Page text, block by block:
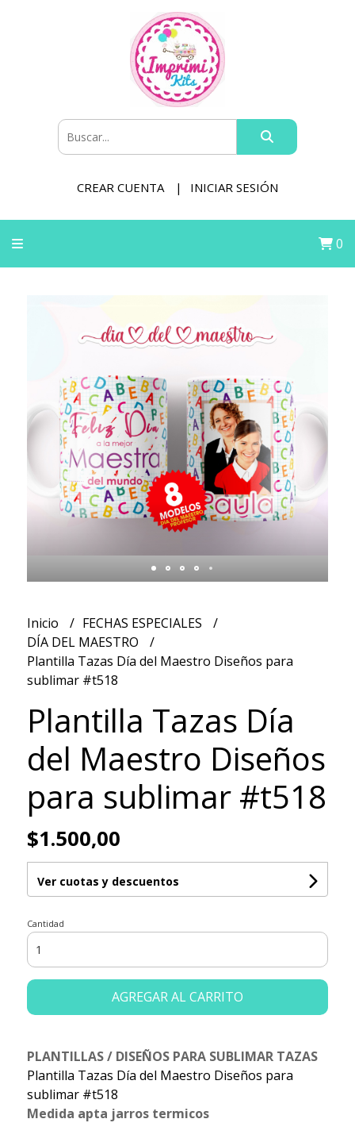
CREAR CUENTA INICIAR SESIÓN
0
Inicio
FECHAS ESPECIALES
DÍA DEL MAESTRO
Plantilla Tazas Día del Maestro Diseños para
sublimar #t518
Plantilla Tazas Día
del Maestro Diseños
para sublimar #t518
$1.500,00
Ver cuotas y descuentos
Cantidad
AGREGAR AL CARRITO
PLANTILLAS / DISEÑOS PARA SUBLIMAR TAZAS
Plantilla Tazas Día del Maestro Diseños para
sublimar #t518
Medida apta jarros termicos